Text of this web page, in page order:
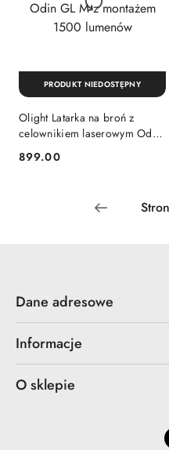
Olight Latarka na broń z
celownikiem laserowym Odin
lumenów
Cena:
899.00
PRODUKT NIEDOSTĘPNY
Dane adresowe
Informacje
O sklepie